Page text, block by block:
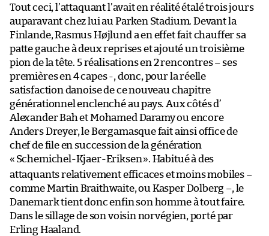
Tout ceci, l’attaquant l’avait en réalité étalé trois jours
auparavant chez lui au Parken Stadium. Devant la
Finlande, Rasmus Højlund a en effet fait chauffer sa
patte gauche à deux reprises et ajouté un troisième
pion de la tête. 5 réalisations en 2 rencontres – ses
premières en 4 capes -, donc, pour la réelle
satisfaction danoise de ce nouveau chapitre
générationnel enclenché au pays. Aux côtés d’
Alexander Bah et Mohamed Daramy ou encore
Anders Dreyer, le Bergamasque fait ainsi office de
chef de file en succession de la génération
« Schemichel-Kjaer-Eriksen». Habitué à des
attaquants relativement efficaces et moins mobiles –
comme Martin Braithwaite, ou Kasper Dolberg –, le
Danemark tient donc enfin son homme à tout faire.
Dans le sillage de son voisin norvégien, porté par
Erling Haaland.